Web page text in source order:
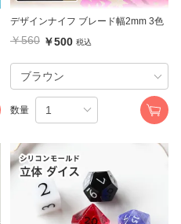
デザインナイフ ブレード幅2mm 3色
￥560 ￥500 税込
数量